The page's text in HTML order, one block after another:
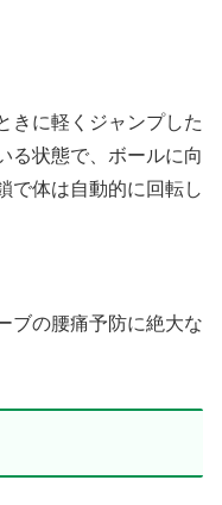
きに軽くジャンプした
る状態で、ボールに向
で体は自動的に回転し
ブの腰痛予防に絶大な